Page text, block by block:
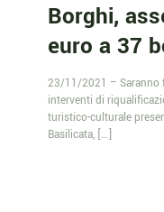
Borghi,
euro a 37
23/11/2021 – Saranno
interventi di
turistico-culturale
Basilicata, […]